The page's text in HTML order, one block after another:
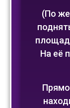
(По
На её